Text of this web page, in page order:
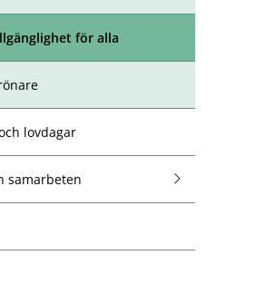
för alla
lovdagar
samarbeten